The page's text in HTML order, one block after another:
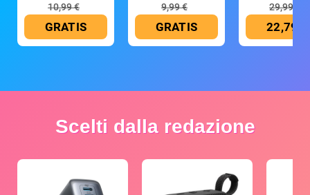
10,99 €
GRATIS
9,99 €
GRATIS
29,99 €
22,79 €
Scelti dalla redazione